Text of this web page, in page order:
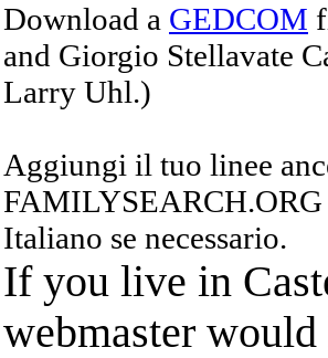
Download a GEDCOM
and Giorgio Stellavate
Larry Uhl.)
Aggiungi il tuo linee
FAMILYSEARCH.ORG
Italiano se necessario.
If you live in
webmaster